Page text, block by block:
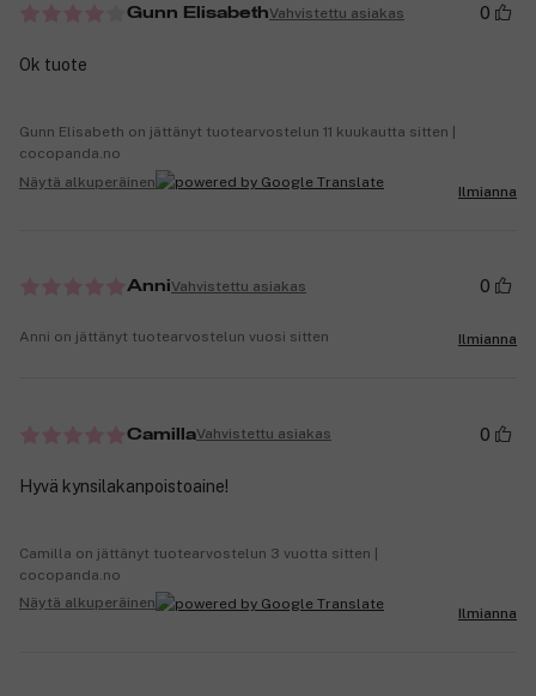
Gunn ElisabethVahvistettu asiakas 0
Ok tuote
Gunn Elisabeth on jättänyt tuotearvostelun 11 kuukautta sitten |
cocopanda.no
Näytä alkuperäinen
Ilmianna
AnniVahvistettu asiakas 0
Anni on jättänyt tuotearvostelun vuosi sitten Ilmianna
CamillaVahvistettu asiakas 0
Hyvä kynsilakanpoistoaine!
Camilla on jättänyt tuotearvostelun 3 vuotta sitten |
cocopanda.no
Näytä alkuperäinen
Ilmianna